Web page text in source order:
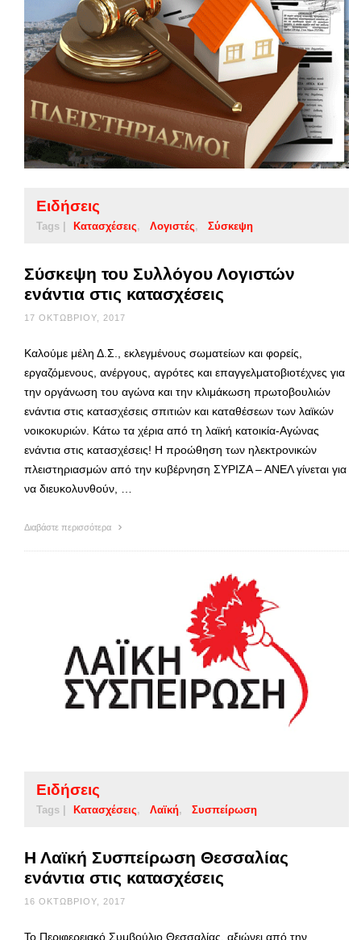
Ειδήσεις
Tags | Κατασχέσεις Λογιστές Σύσκεψη
Σύσκεψη του Συλλόγου Λογιστών
ενάντια στις κατασχέσεις
17 ΟΚΤΩΒΡΊΟΥ, 2017
Καλούμε μέλη Δ.Σ., εκλεγμένους σωματείων και φορείς,
εργαζόμενους, ανέργους, αγρότες και επαγγελματοβιοτέχνες για
την οργάνωση του αγώνα και την κλιμάκωση πρωτοβουλιών
ενάντια στις κατασχέσεις σπιτιών και καταθέσεων των λαϊκών
νοικοκυριών. Κάτω τα χέρια από τη λαϊκή κατοικία-Αγώνας
ενάντια στις κατασχέσεις! Η προώθηση των ηλεκτρονικών
πλειστηριασμών από την κυβέρνηση ΣΥΡΙΖΑ – ΑΝΕΛ γίνεται για
να διευκολυνθούν, …
Διαβάστε περισσότερα
Ειδήσεις
Tags | Κατασχέσεις Λαϊκή Συσπείρωση
Η Λαϊκή Συσπείρωση Θεσσαλίας
ενάντια στις κατασχέσεις
16 ΟΚΤΩΒΡΊΟΥ, 2017
Το Περιφερειακό Συμβούλιο Θεσσαλίας, αξιώνει από την